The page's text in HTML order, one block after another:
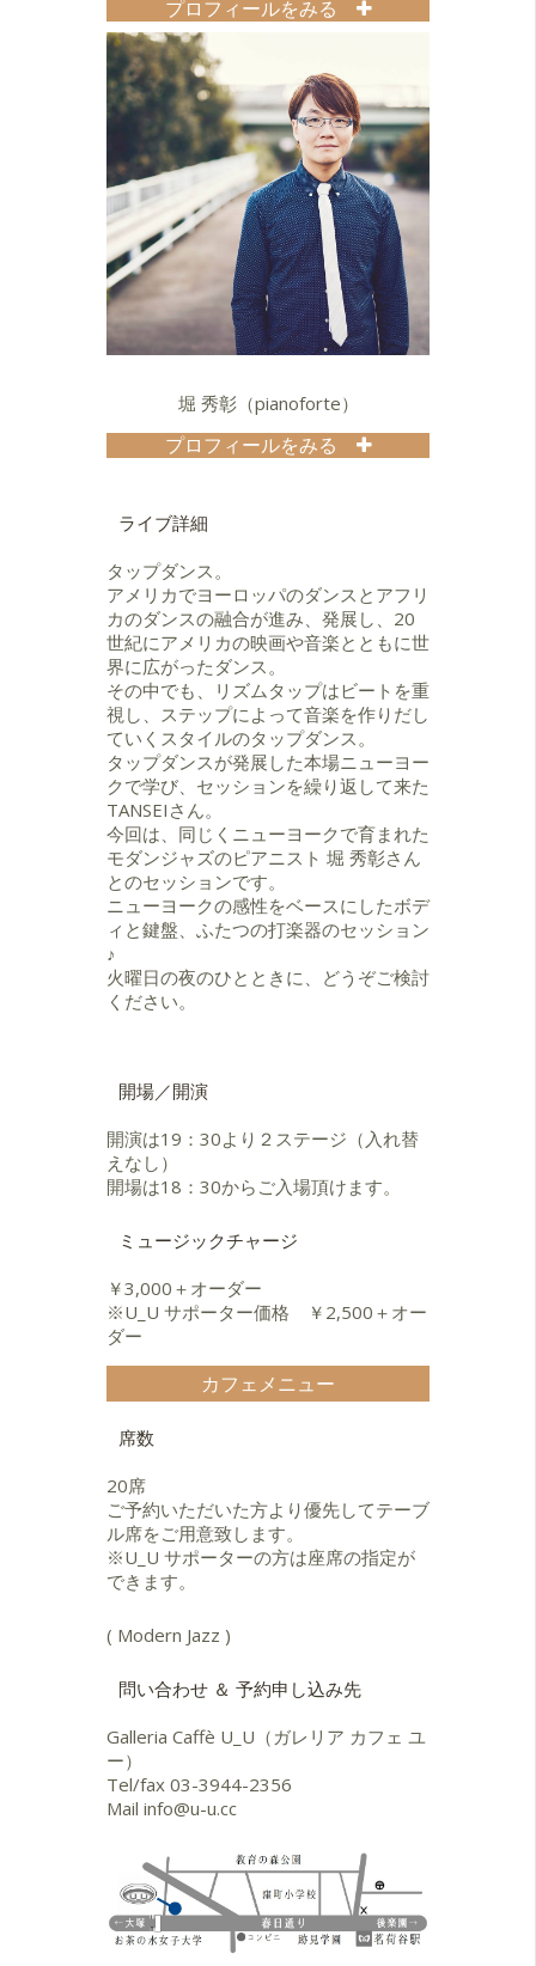
プロフィールをみる
20代前半、NYの
BroadwayDanceCenterを中心に１年
半、Lynn Schwab、Jared Grimesを
始め数々の現役一流ダンサーに学ぶ
他、現地でレストランやストリート
などで多数セッションに参加。
帰国後、Jazzをベースに多様なジャン
ルの音楽、アートとのセッションを
国内外で展開。
現在、作曲にも注力しつつ、年間250
以上の演奏を数々の一流ミュージシ
ャンと共演している。
2014年より毎年、日本縦断ツアーを
成功させる他、海外ツアーも増加。
い、２年連続となるSaiKungの
JazzFes参加を含め好評博す。(以降も
毎年香港ツアー有り。)
2017年１月 和太鼓×ドラム×Tapから
関西で始動。
2018 ツインギター、フラメンコパー
カッションとの"東京鮮烈sess!on"を
始動。
2019 3月 1stアルバムをリリース。
現在、月の半分をツアーに費やして
いる。
ユニークでスタイリッシュ、音楽と
してのTapを目指す。
スポーツファン。好物はビール、揚
げ茄子、ラーメン、カレー、バゲッ
トにオリーブオイル。
大の犬派。
https://www.facebook.com/tantaplivemusic
(HP)
堀 秀彰（pianoforte）
プロフィールをみる
始める。
早稲田大学モダンジャズ研究会で腕
を磨き、その頃からプロとして.活動
を開始。
センスあふれるコードワーク、繊細
でありながらも情熱的なプレイで、
ベテランから若手にいたるまで大き
な信頼を得ている。
Eddie Henderson、Gene Jackson、
大坂昌彦、原朋直、向井滋春、村田
陽一、土岐英史、各氏をはじめ、国
内外の著名アーティストとの共演歴
も多く、ポップスフィールドでは、
Dreams Come True・ParisMatch・
SILVA・DA PUMP・青山テルマ・M-
SWIFTのアルバムなど、多くのアー
ティストのレコーディングセッショ
ンやコンサートツアーに参加。
浜崎航との双頭カルテット
『Encounter』の他にも、堀秀彰トリ
オ、市原ひかりグループ、安カ川大
樹『D-musica ラージアンサンブ
Groove』、山下弘治『NEW ５』な
ブ、コンサート、フェスティバル等
で活躍。
近年は韓国のアーティストとのコラ
ライブ詳細
タップダンス。
アメリカでヨーロッパのダンスとアフリ
カのダンスの融合が進み、発展し、20
世紀にアメリカの映画や音楽とともに世
界に広がったダンス。
その中でも、リズムタップはビートを重
視し、ステップによって音楽を作りだし
ていくスタイルのタップダンス。
タップダンスが発展した本場ニューヨー
クで学び、セッションを繰り返して来た
TANSEIさん。
今回は、同じくニューヨークで育まれた
モダンジャズのピアニスト 堀 秀彰さん
とのセッションです。
ニューヨークの感性をベースにしたボデ
ィと鍵盤、ふたつの打楽器のセッション
♪
火曜日の夜のひとときに、どうぞご検討
ください。
開場／開演
開演は19：30より２ステージ（入れ替
えなし）
開場は18：30からご入場頂けます。
ミュージックチャージ
￥3,000＋オーダー
※U_U サポーター価格 ￥2,500＋オー
ダー
カフェメニュー
席数
20席
ご予約いただいた方より優先してテーブ
ル席をご用意致します。
※U_U サポーターの方は座席の指定が
できます。
( Modern Jazz )
問い合わせ ＆ 予約申し込み先
Galleria Caffè U_U（ガレリア カフェ ユ
ー）
Tel/fax 03-3944-2356
Mail info@u-u.cc